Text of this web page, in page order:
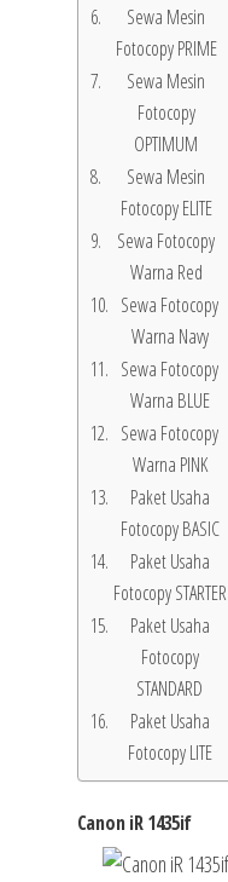
Sewa Mesin
Fotocopy PRIME
Sewa Mesin
Fotocopy
OPTIMUM
Sewa Mesin
Fotocopy ELITE
Sewa Fotocopy
Warna Red
Sewa Fotocopy
Warna Navy
Sewa Fotocopy
Warna BLUE
Sewa Fotocopy
Warna PINK
Paket Usaha
Fotocopy BASIC
Paket Usaha
Fotocopy STARTER
Paket Usaha
Fotocopy
STANDARD
Paket Usaha
Fotocopy LITE
Canon iR 1435if